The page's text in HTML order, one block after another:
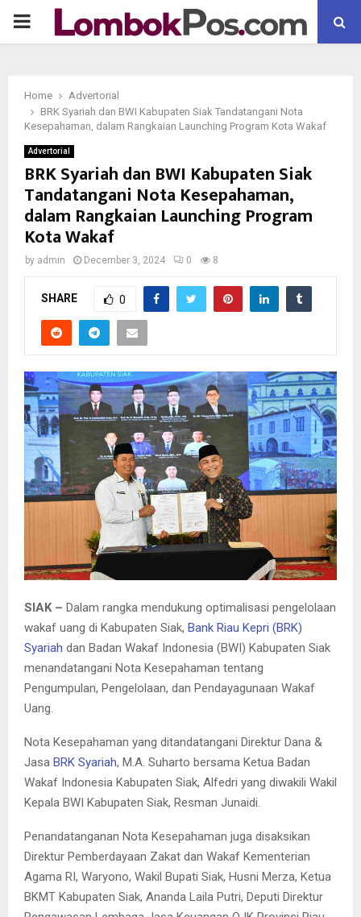
P
M
A
E
N
Home
Advertorial
BRK Syariah dan BWI Kabupaten Siak Tandatangani Nota
Kesepahaman, dalam Rangkaian Launching Program Kota Wakaf
Advertorial
BRK Syariah dan BWI Kabupaten Siak
Tandatangani Nota Kesepahaman,
dalam Rangkaian Launching Program
Kota Wakaf
by admin December 3, 2024 0 8
SHARE 0
SIAK – Dalam rangka mendukung optimalisasi pengelolaan
wakaf uang di Kabupaten Siak, Bank Riau Kepri (BRK)
Syariah dan Badan Wakaf Indonesia (BWI) Kabupaten Siak
menandatangani Nota Kesepahaman tentang
Pengumpulan, Pengelolaan, dan Pendayagunaan Wakaf
Uang.
Nota Kesepahaman yang ditandatangani Direktur Dana &
Jasa BRK Syariah, M.A. Suharto bersama Ketua Badan
Wakaf Indonesia Kabupaten Siak, Alfedri yang diwakili Wakil
Kepala BWI Kabupaten Siak, Resman Junaidi.
Penandatanganan Nota Kesepahaman juga disaksikan
Direktur Pemberdayaan Zakat dan Wakaf Kementerian
Agama RI, Waryono, Wakil Bupati Siak, Husni Merza, Ketua
BKMT Kabupaten Siak, Ananda Laila Putri, Deputi Direktur